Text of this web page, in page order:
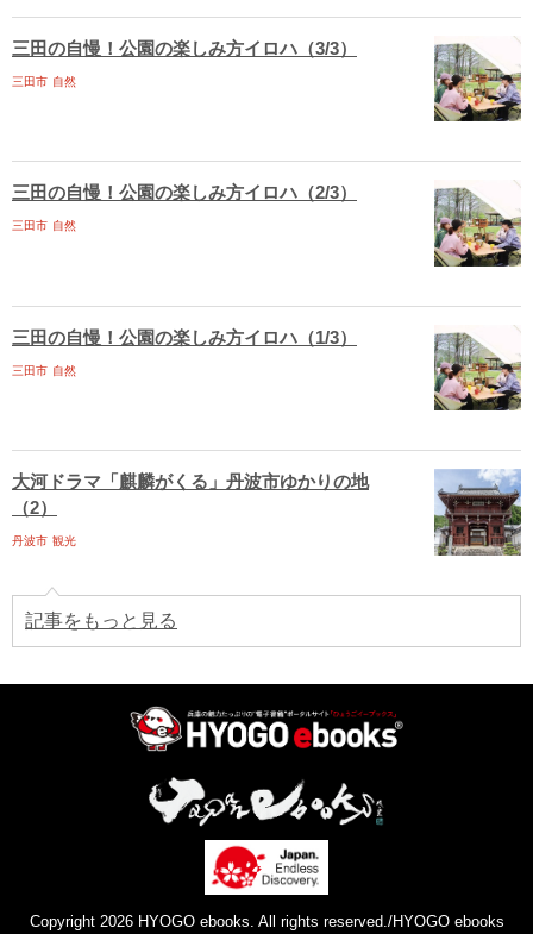
三田の自慢！公園の楽しみ方イロハ（3/3）
三田市 自然
三田の自慢！公園の楽しみ方イロハ（2/3）
三田市 自然
三田の自慢！公園の楽しみ方イロハ（1/3）
三田市 自然
大河ドラマ「麒麟がくる」丹波市ゆかりの地
（2）
丹波市 観光
記事をもっと見る
Copyright 2026 HYOGO ebooks. All rights reserved./HYOGO ebooks